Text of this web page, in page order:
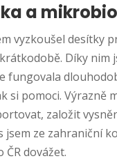
a
vyzkoušel desítky
Díky
fungovala
si pomoci. Výrazně
založit
jsem ze zahraniční
dovážet.